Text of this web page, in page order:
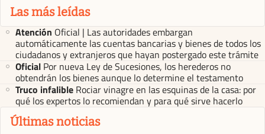
Las más leídas
Atención Oficial | Las autoridades embargan
automáticamente las cuentas bancarias y bienes de todos los
ciudadanos y extranjeros que hayan postergado este trámite
Oficial Por nueva Ley de Sucesiones, los herederos no
obtendrán los bienes aunque lo determine el testamento
Truco infalible Rociar vinagre en las esquinas de la casa: por
qué los expertos lo recomiendan y para qué sirve hacerlo
Últimas noticias